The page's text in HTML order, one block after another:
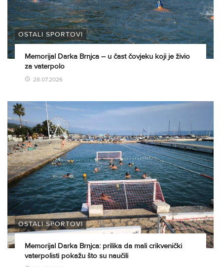
OSTALI SPORTOVI
Memorijal Darka Brnjca – u čast čovjeku koji je živio
za vaterpolo
28.07.2026
OSTALI SPORTOVI
Memorijal Darka Brnjca: prilika da mali crikvenički
vaterpolisti pokažu što su naučili